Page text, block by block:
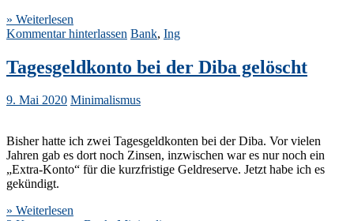
» Weiterlesen
Kommentar hinterlassen Bank, Ing
Tagesgeldkonto bei der Diba gelöscht
9. Mai 2020 Minimalismus
Bisher hatte ich zwei Tagesgeldkonten bei der Diba. Vor vielen
Jahren gab es dort noch Zinsen, inzwischen war es nur noch ein
„Extra-Konto“ für die kurzfristige Geldreserve. Jetzt habe ich es
gekündigt.
» Weiterlesen